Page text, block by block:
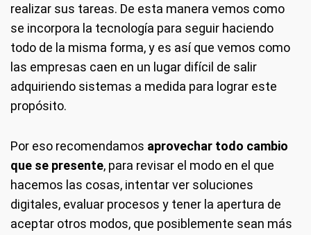
realizar sus tareas. De esta manera vemos como
se incorpora la tecnología para seguir haciendo
todo de la misma forma, y es así que vemos como
las empresas caen en un lugar difícil de salir
adquiriendo sistemas a medida para lograr este
propósito.
Por eso recomendamos aprovechar todo cambio
que se presente, para revisar el modo en el que
hacemos las cosas, intentar ver soluciones
digitales, evaluar procesos y tener la apertura de
aceptar otros modos, que posiblemente sean más